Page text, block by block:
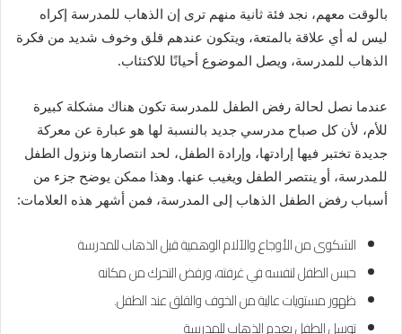
بالوقت معهم، نجد فئة ثانية منهم ترى إن الذهاب للمدرسة إكراه
ليس له أي علاقة بالمتعة، ويتكون عندهم قلق وخوف شديد من فكرة
الذهاب للمدرسة، ويصل الموضوع أحيانًا للاكتئاب.
عندما نصل لحالة رفض الطفل للمدرسة تكون هناك مشكلة كبيرة
للأم، لأن كل صباح مدرسي جديد بالنسبة لها هو عبارة عن معركة
جديدة تختبر فيها إرادتها، وإرادة الطفل، لحد انتصارها ونزول الطفل
للمدرسة، أو ينتصر الطفل ويغيب عنها. وهذا ممكن يوضح جزء من
أسباب رفض الطفل الذهاب إلى المدرسة، فمن أشهر هذه العلامات:
الشكوى من الأوجاع والآلام الوهمية قبل الذهاب للمدرسة
حبس الطفل لنفسه في غرفته، ورفض التحرك من مكانه
ظهور مستويات عالية من الخوف والقلق عند الطفل.
توسل الطفل بعدم الذهاب للمدرسة